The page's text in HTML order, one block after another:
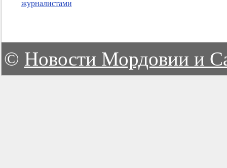
журналистами
© Новости Мордовии и